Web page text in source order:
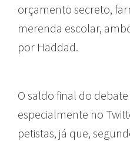
orçamento secreto,
merenda escolar,
por Haddad.
O saldo final do
especialmente no
petistas, já que,